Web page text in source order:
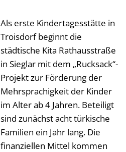
Als erste Kindertagesstätte in
Troisdorf beginnt die
städtische Kita Rathausstraße
in Sieglar mit dem „Rucksack“-
Projekt zur Förderung der
Mehrsprachigkeit der Kinder
im Alter ab 4 Jahren. Beteiligt
sind zunächst acht türkische
Familien ein Jahr lang. Die
finanziellen Mittel kommen